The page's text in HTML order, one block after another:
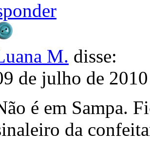
M. disse:
de julho de
é em Sampa.
da